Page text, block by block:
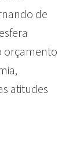
de
orçamento
atitudes